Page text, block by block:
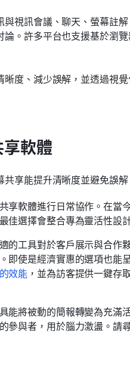
視訊會議、聊天、螢幕註
。許多平台也支援基於瀏
度、減少誤解，並透過視
軟體
享能提升清晰度並避免誤解
享軟體進行日常協作。在當
佳選擇會整合專為靈活性設
的工具對於客戶展示與合作
即使是經濟實惠的選項也能
效能 ，並為訪客提供一鍵存
能將被動的簡報轉變為充滿
參與者，用於腦力激盪。請